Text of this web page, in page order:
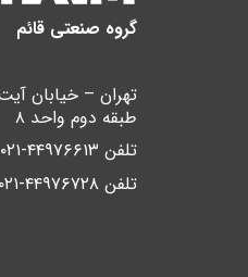
گروه صنعتی قائم
طبقه دوم واحد ۸
تلفن ۴۴۹۷۶۶۱۳-۰۲۱
تلفن ۴۴۹۷۶۷۲۸-۰۲۱